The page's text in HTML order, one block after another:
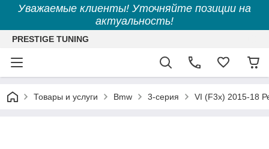
Уважаемые клиенты! Уточняйте позиции на
актуальность!
PRESTIGE TUNING
Товары и услуги Bmw 3-серия VI (F3x) 2015-18